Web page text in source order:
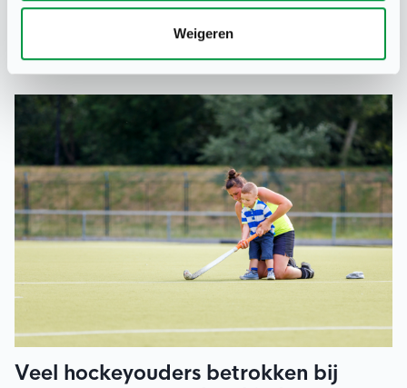
Weigeren
Sportwerkgevers en vakbonden gaan de komende
maanden in gesprek over een nieuwe cao, die gaat gelden
voor meer dan 3500 sportwerknemers.
Veel hockeyouders betrokken bij